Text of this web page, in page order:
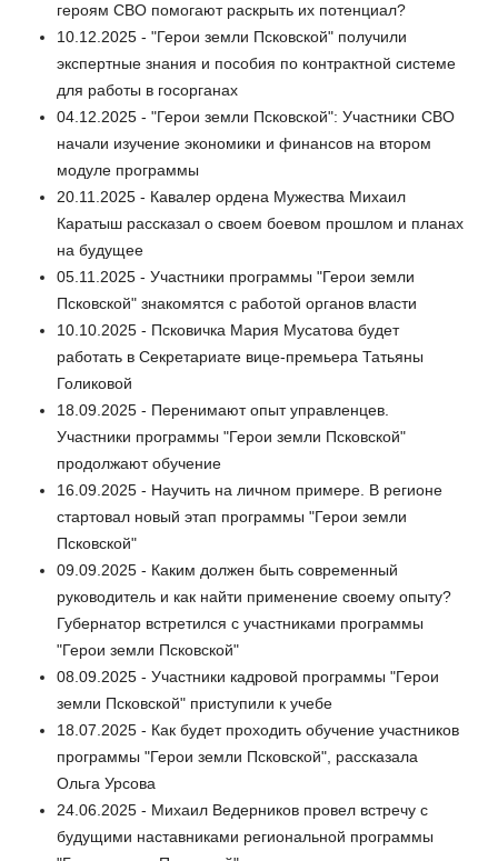
героям СВО помогают раскрыть их потенциал?
10.12.2025 - "Герои земли Псковской" получили
экспертные знания и пособия по контрактной системе
для работы в госорганах
04.12.2025 - "Герои земли Псковской": Участники СВО
начали изучение экономики и финансов на втором
модуле программы
20.11.2025 - Кавалер ордена Мужества Михаил
Каратыш рассказал о своем боевом прошлом и планах
на будущее
05.11.2025 - Участники программы "Герои земли
Псковской" знакомятся с работой органов власти
10.10.2025 - Псковичка Мария Мусатова будет
работать в Секретариате вице-премьера Татьяны
Голиковой
18.09.2025 - Перенимают опыт управленцев.
Участники программы "Герои земли Псковской"
продолжают обучение
16.09.2025 - Научить на личном примере. В регионе
стартовал новый этап программы "Герои земли
Псковской"
09.09.2025 - Каким должен быть современный
руководитель и как найти применение своему опыту?
Губернатор встретился с участниками программы
"Герои земли Псковской"
08.09.2025 - Участники кадровой программы "Герои
земли Псковской" приступили к учебе
18.07.2025 - Как будет проходить обучение участников
программы "Герои земли Псковской", рассказала
Ольга Урсова
24.06.2025 - Михаил Ведерников провел встречу с
будущими наставниками региональной программы